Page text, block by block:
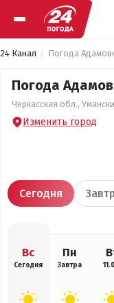
24 Канал Погода
Погода
Черкасская обл.,
Изменить город
Сегодня
Вс
Сегодня
Пн
Завтра